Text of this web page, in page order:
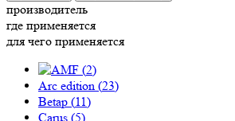
производитель
где применяется
для чего применяется
(2)
Arc edition (23)
Betap (11)
Carus (5)